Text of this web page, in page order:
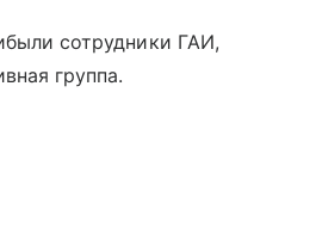
сотрудники ГАИ,
группа.